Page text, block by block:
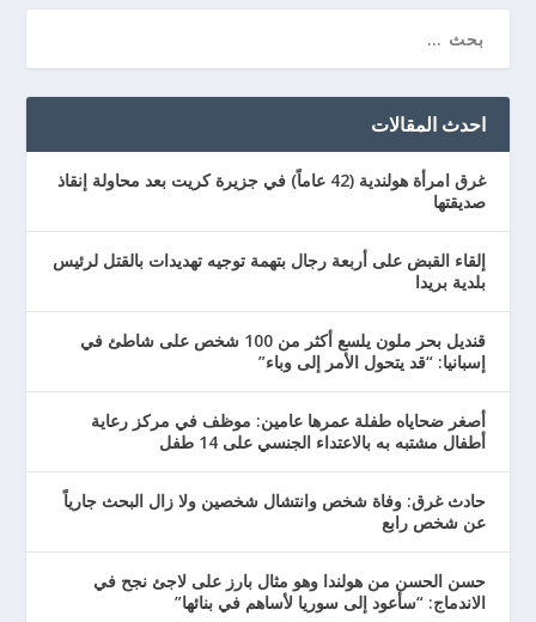
احدث المقالات
غرق امرأة هولندية (42 عاماً) في جزيرة كريت بعد محاولة إنقاذ
صديقتها
إلقاء القبض على أربعة رجال بتهمة توجيه تهديدات بالقتل لرئيس
بلدية بريدا
قنديل بحر ملون يلسع أكثر من 100 شخص على شاطئ في
إسبانيا: “قد يتحول الأمر إلى وباء”
أصغر ضحاياه طفلة عمرها عامين: موظف في مركز رعاية
أطفال مشتبه به بالاعتداء الجنسي على 14 طفل
حادث غرق: وفاة شخص وانتشال شخصين ولا زال البحث جارياً
عن شخص رابع
حسن الحسن من هولندا وهو مثال بارز على لاجئ نجح في
الاندماج: “سأعود إلى سوريا لأساهم في بنائها”